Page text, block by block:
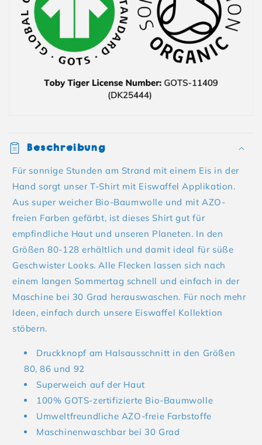
Beschreibung
Für sonnige Stunden am Strand mit einem Eis in der
Hand sorgt unser T-Shirt mit Eiswaffel Applikation.
Aus super weicher Bio-Baumwolle und mit AZO-
freien Farben gefärbt, ist dieses Shirt gut für
empfindliche Haut und unseren Planeten. In den
Größen 80-128 erhältlich und damit ideal für süße
Geschwister Looks. Alle Flecken lassen sich nach
einem langen Sommertag schnell und einfach in der
Maschine bei 30 Grad herauswaschen. Für noch mehr
Ideen, einfach durch unsere Eiswaffel Kollektion
stöbern.
Druckknopf am Halsausschnitt in den Größen
80, 86 und 92
Superweich auf der Haut
100% GOTS-zertifizierte Bio-Baumwolle
Umweltfreundliche AZO-freie Farbstoffe
Maschinenwaschbar bei 30 Grad